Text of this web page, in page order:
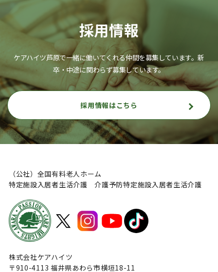
採用情報
ケアハイツ芦原で一緒に働いてくれる仲間を募集しています。新
卒・中途に関わらず募集しています。
採用情報はこちら
（公社）全国有料老人ホーム
特定施設入居者生活介護 介護予防特定施設入居者生活介護
株式会社ケアハイツ
〒910-4113 福井県あわら市横垣18-11